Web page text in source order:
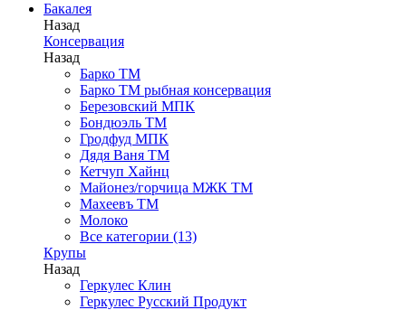
Бакалея
Назад
Консервация
Назад
Барко ТМ
Барко ТМ рыбная консервация
Березовский МПК
Бондюэль ТМ
Гродфуд МПК
Дядя Ваня ТМ
Кетчуп Хайнц
Майонез/горчица МЖК ТМ
Махеевъ ТМ
Молоко
Все категории (13)
Крупы
Назад
Геркулес Клин
Геркулес Русский Продукт